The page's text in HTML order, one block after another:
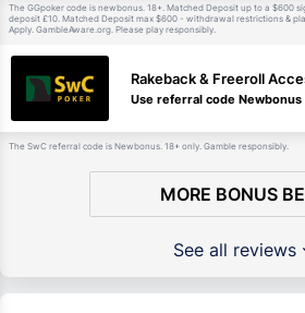
The GGpoker code is newbonus. 18+. Matched Deposit up to a $600
deposit £10. Matched Deposit max $600 - withdrawal restrictions &
Apply. GambleAware.org. Please play responsibly.
Rakeback & Freeroll
Use referral code Newbonus
The SwC referral code is Newbonus. 18+ only. Gamble responsibly.
MORE BONUS
See all reviews